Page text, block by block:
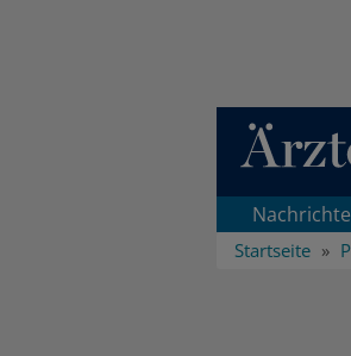
Direkt zum
Startseite